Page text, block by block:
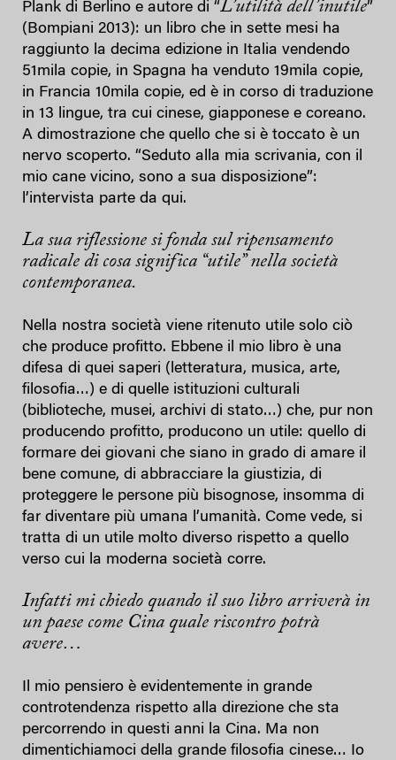
Plank di Berlino e autore di “L’utilità dell’inutile”
(Bompiani 2013): un libro che in sette mesi ha
raggiunto la decima edizione in Italia vendendo
51mila copie, in Spagna ha venduto 19mila copie,
in Francia 10mila copie, ed è in corso di traduzione
in 13 lingue, tra cui cinese, giapponese e coreano.
A dimostrazione che quello che si è toccato è un
nervo scoperto. “Seduto alla mia scrivania, con il
mio cane vicino, sono a sua disposizione”:
l’intervista parte da qui.
La sua riflessione si fonda sul ripensamento
radicale di cosa significa “utile” nella società
contemporanea.
Nella nostra società viene ritenuto utile solo ciò
che produce profitto. Ebbene il mio libro è una
difesa di quei saperi (letteratura, musica, arte,
filosofia…) e di quelle istituzioni culturali
(biblioteche, musei, archivi di stato…) che, pur non
producendo profitto, producono un utile: quello di
formare dei giovani che siano in grado di amare il
bene comune, di abbracciare la giustizia, di
proteggere le persone più bisognose, insomma di
far diventare più umana l’umanità. Come vede, si
tratta di un utile molto diverso rispetto a quello
verso cui la moderna società corre.
Infatti mi chiedo quando il suo libro arriverà in
un paese come Cina quale riscontro potrà
avere…
Il mio pensiero è evidentemente in grande
controtendenza rispetto alla direzione che sta
percorrendo in questi anni la Cina. Ma non
dimentichiamoci della grande filosofia cinese… Io